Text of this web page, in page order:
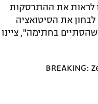
לראות את ההתרסקות
לבחון את הסיטואציה
בחתימה", ציינו
BREAKING: